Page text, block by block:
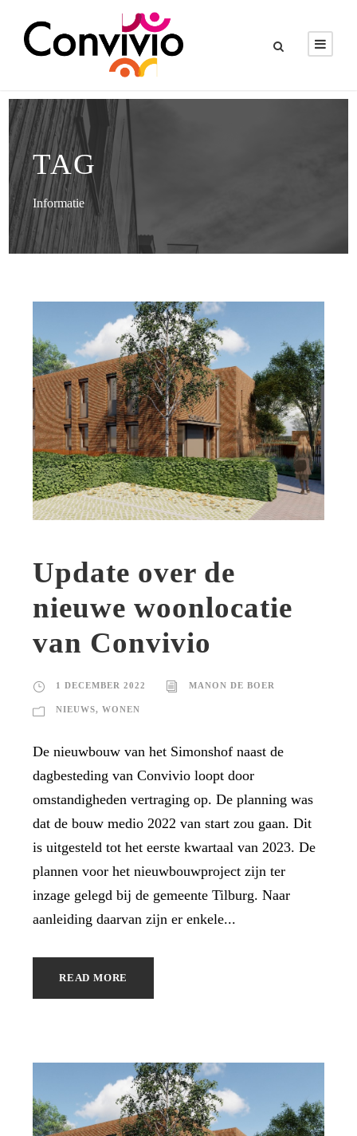
TAG
Informatie
Update over de
nieuwe woonlocatie
van Convivio
1 DECEMBER 2022 MANON DE BOER
NIEUWS, WONEN
De nieuwbouw van het Simonshof naast de
dagbesteding van Convivio loopt door
omstandigheden vertraging op. De planning was
dat de bouw medio 2022 van start zou gaan. Dit
is uitgesteld tot het eerste kwartaal van 2023. De
plannen voor het nieuwbouwproject zijn ter
inzage gelegd bij de gemeente Tilburg. Naar
aanleiding daarvan zijn er enkele...
READ MORE